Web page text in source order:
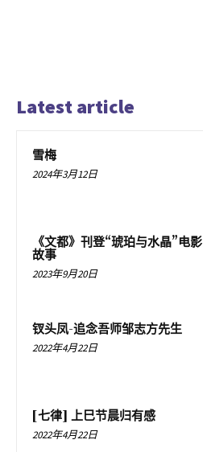
Latest article
雪梅
2024年3月12日
《文都》刊登“琥珀与水晶”电影
故事
2023年9月20日
钗头凤-追念吾师邹志方先生
2022年4月22日
[七律] 上巳节晨归有感
2022年4月22日